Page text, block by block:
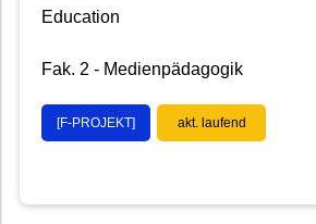
Education
Fak. 2 - Medienpädagogik
[F-PROJEKT] akt. laufend